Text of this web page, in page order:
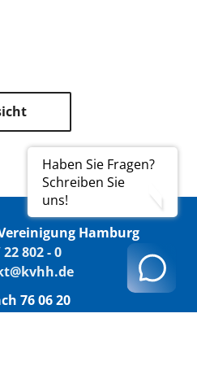
Haben Sie Fragen?
Schreiben Sie
uns!
Hamburg
802 - 0
76 06 20